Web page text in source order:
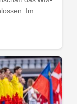
Im